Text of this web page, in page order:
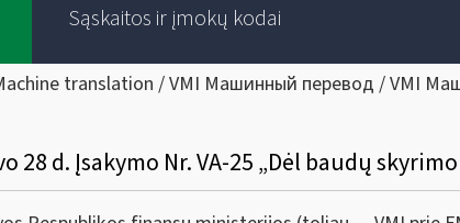
Sąskaitos ir įmokų kodai
translation / VMI Машинный перевод / VMI